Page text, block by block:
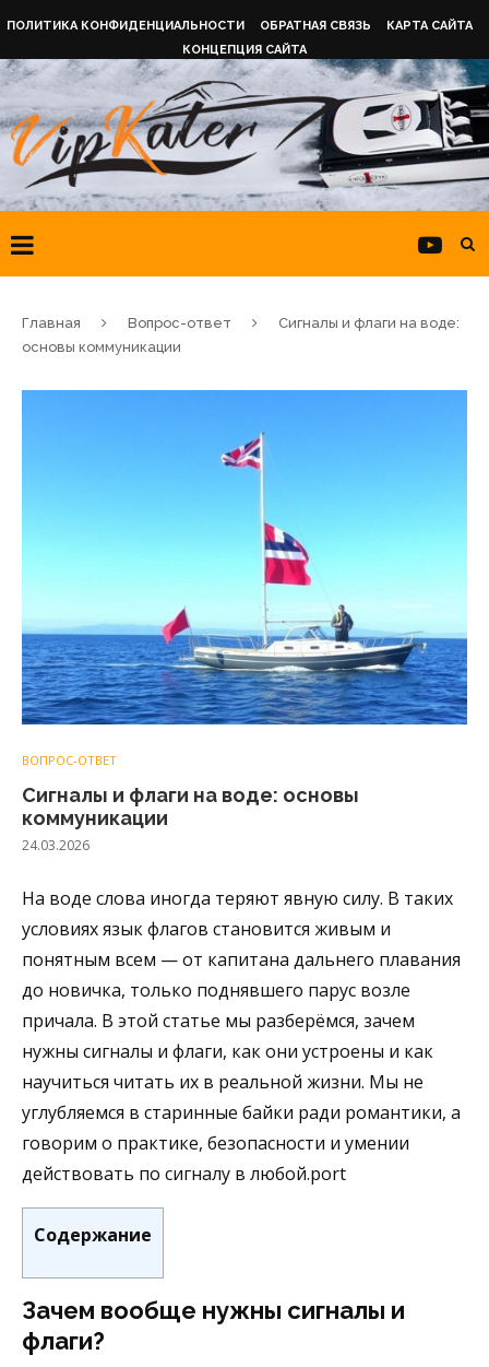
ПОЛИТИКА КОНФИДЕНЦИАЛЬНОСТИ ОБРАТНАЯ СВЯЗЬ
КАРТА САЙТА
КОНЦЕПЦИЯ САЙТА
Главная Вопрос-ответ
Сигналы и флаги на воде:
основы коммуникации
ВОПРОС-ОТВЕТ
Сигналы и флаги на воде: основы
коммуникации
24.03.2026
На воде слова иногда теряют явную силу. В таких
условиях язык флагов становится живым и
понятным всем — от капитана дальнего плавания
до новичка, только поднявшего парус возле
причала. В этой статье мы разберёмся, зачем
нужны сигналы и флаги, как они устроены и как
научиться читать их в реальной жизни. Мы не
углубляемся в старинные байки ради романтики, а
говорим о практике, безопасности и умении
действовать по сигналу в любой.port
Содержание
Зачем вообще нужны сигналы и
флаги?